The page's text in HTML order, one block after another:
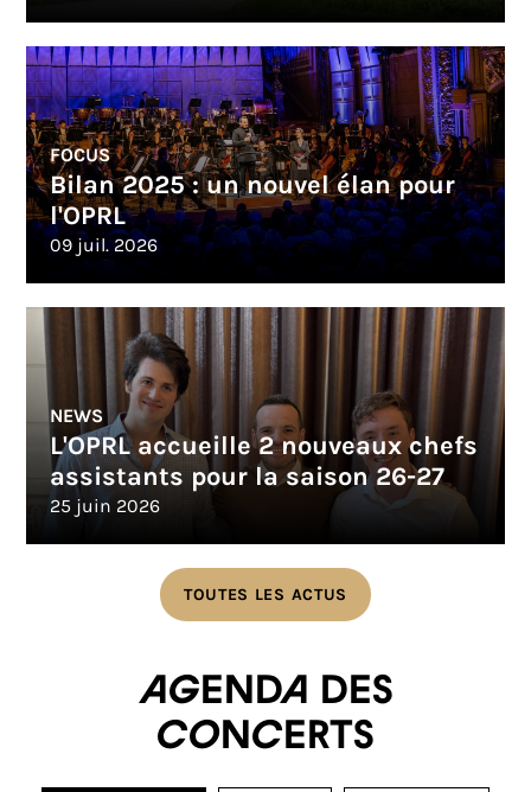
FOCUS
Bilan 2025 : un nouvel élan pour
l'OPRL
09 juil. 2026
NEWS
L'OPRL accueille 2 nouveaux chefs
assistants pour la saison 26-27
25 juin 2026
TOUTES LES ACTUS
Agenda des
concerts